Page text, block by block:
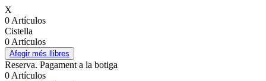
X
0 Artículos
Cistella
0 Artículos
Afegir més llibres
Reserva. Pagament a la botiga
0 Artículos